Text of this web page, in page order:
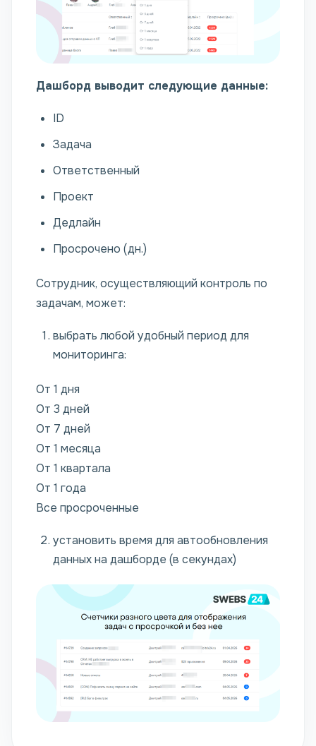
Дашборд выводит следующие данные:
ID
Задача
Ответственный
Проект
Дедлайн
Просрочено (дн.)
Сотрудник, осуществляющий контроль по
задачам, может:
выбрать любой удобный период для
мониторинга:
От 1 дня
От 3 дней
От 7 дней
От 1 месяца
От 1 квартала
От 1 года
Все просроченные
установить время для автообновления
данных на дашборде (в секундах)